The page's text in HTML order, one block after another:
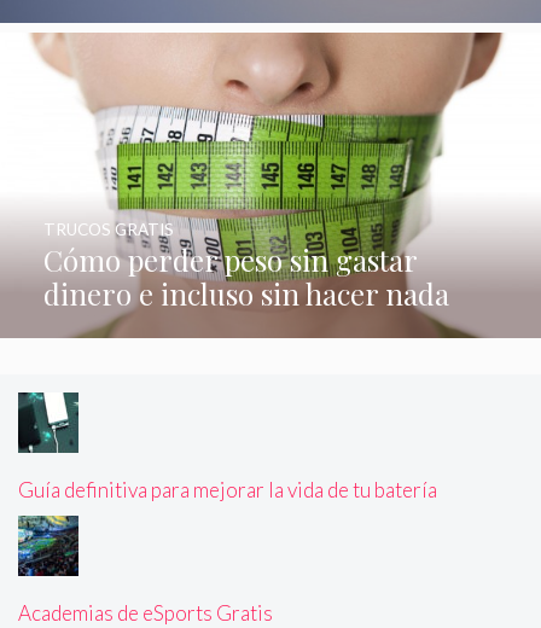
Cómo perder peso sin gastar
dinero e incluso sin hacer nada
TRUCOS GRATIS
Guía definitiva para mejorar la vida de tu batería
Academias de eSports Gratis